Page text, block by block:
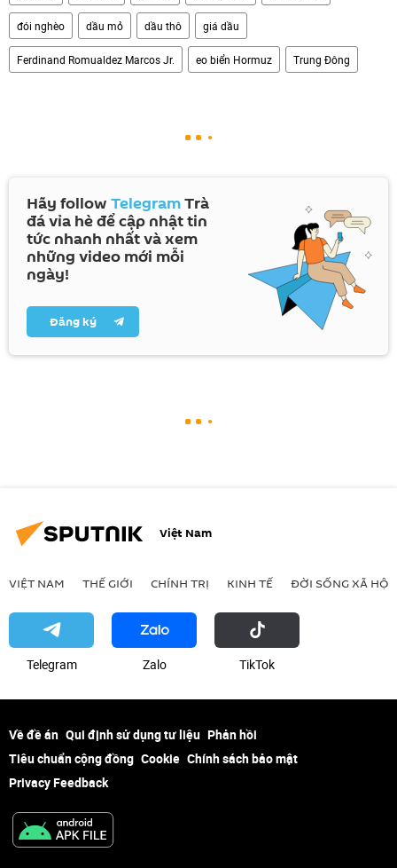
đói nghèo dầu mỏ dầu thô giá dầu
Ferdinand Romualdez Marcos Jr. eo biển Hormuz Trung Đông
Hãy follow TelegramTrà
đá vỉa hè để cập nhật tin
tức nhanh nhất và xem
những video mới mỗi
ngày!
Đăng ký
Việt Nam
VIỆT NAM THẾ GIỚI CHÍNH TRỊ KINH TẾ ĐỜI SỐNG XÃ HỘI
Telegram Zalo ТikТоk
Về đề án Qui định sử dụng tư liệu Phản hồi
Tiêu chuẩn cộng đồng Cookie Chính sách bảo mật
Privacy Feedback